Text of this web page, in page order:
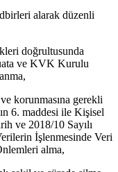
alarak düzenli
doğrultusunda
ve KVK Kurulu
korunmasına gerekli
6. maddesi ile Kişisel
ve 2018/10 Sayılı
İşlenmesinde Veri
alma,